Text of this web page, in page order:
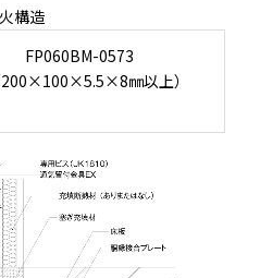
構造
FP060BM-0573
200×100×5.5×8㎜以上）